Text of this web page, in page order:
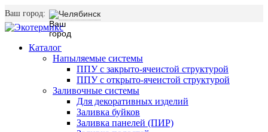
Ваш город: Челябинск
Каталог
Напыляемые системы
ППУ с закрыто-ячеистой структурой
ППУ с открыто-ячеистой структурой
Заливочные системы
Для декоративных изделий
Заливка буйков
Заливка панелей (ПИР)